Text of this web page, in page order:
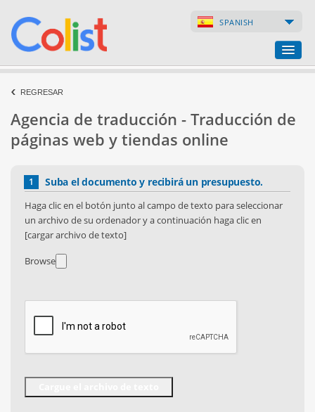
SPANISH
Agencia de traducción
Índice de empresas
Páginas web
Tiendas en internet
REGRESAR
Agencia de traducción - Traducción de
páginas web y tiendas online
1 Suba el documento y recibirá un presupuesto.
Haga clic en el botón junto al campo de texto para seleccionar
un archivo de su ordenador y a continuación haga clic en
[cargar archivo de texto]
Browse